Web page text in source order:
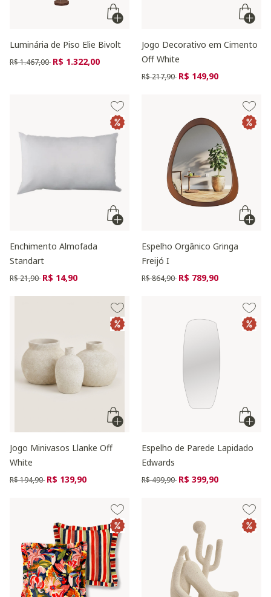
Luminária de Piso Elie Bivolt
Preço reduzido de
R$ 1.467,00 para
R$ 1.322,00
Jogo Decorativo em Cimento
Off White
Preço reduzido de
R$ 217,90 para
R$ 149,90
Enchimento Almofada
Standart
Preço reduzido de
R$ 21,90 para
R$ 14,90
Espelho Orgânico Gringa
Freijó I
Preço reduzido de
R$ 864,90 para
R$ 789,90
Jogo Minivasos Llanke Off
White
Preço reduzido de
R$ 194,90 para
R$ 139,90
Espelho de Parede Lapidado
Edwards
Preço reduzido de
R$ 499,90 para
R$ 399,90